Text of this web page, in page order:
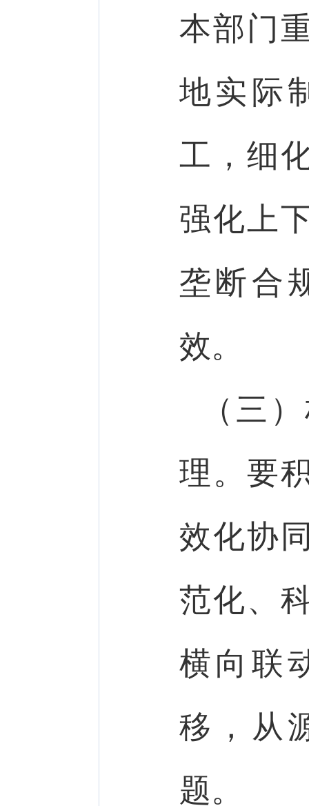
本部门
地实际
工，细
强化上
垄断合
效。
（三
理。要
效化协
范化、
横向联
移，从
题。